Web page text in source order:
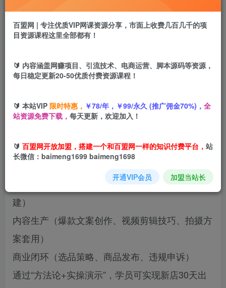
盟币 9.9
立即购买
取-内容生产-商业变现”三维体系，核心模块包括：
流量运营（平台算法解析、搜索起号法、矩阵搭
建）
内容生产（爆款文案创作、视频剪辑技巧、拍摄方
案套用）
商业闭环（选品策略、商品发布、违规申诉）
通过“方法论+实操演示”，学员可实现新店30天出
百盟网 | 专注优质VIP网课资源分享，市面上收费几百几千的项
目资源课程这里全部都有！
🔰 内容涵盖网赚项目、引流技术、电商运营、脚本源码等资源，
每日稳定更新20-50优质付费资源课程！
🔰 本站VIP 限时特惠， ￥78/年，￥99/永久 (推广佣金70%)， 全
站资源免费下载， 每天更新，欢迎加入！
🔰 百盟网开放加盟，搭建一个和百盟网一样的知识付费平台， 站
长微信：baimeng1699 baimeng1698
开通VIP会员 加盟当站长